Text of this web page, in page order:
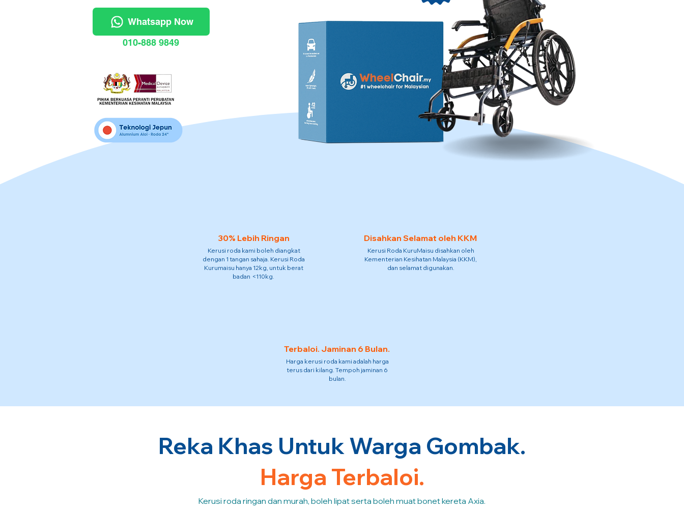
Whatsapp Now
010-888 9849
30% Lebih Ringan
Kerusi roda kami boleh diangkat
dengan 1 tangan sahaja. Kerusi Roda
Kurumaisu hanya 12kg, untuk berat
badan <110kg.
Disahkan Selamat oleh KKM
Kerusi Roda KuruMaisu disahkan oleh
Kementerian Kesihatan Malaysia (KKM),
dan selamat digunakan.
Terbaloi. Jaminan 6 Bulan.
Harga kerusi roda kami adalah harga
terus dari kilang. Tempoh jaminan 6
bulan.
Reka Khas Untuk Warga Gombak.
Harga Terbaloi.
Kerusi roda ringan dan murah, boleh lipat serta boleh muat bonet kereta Axia.